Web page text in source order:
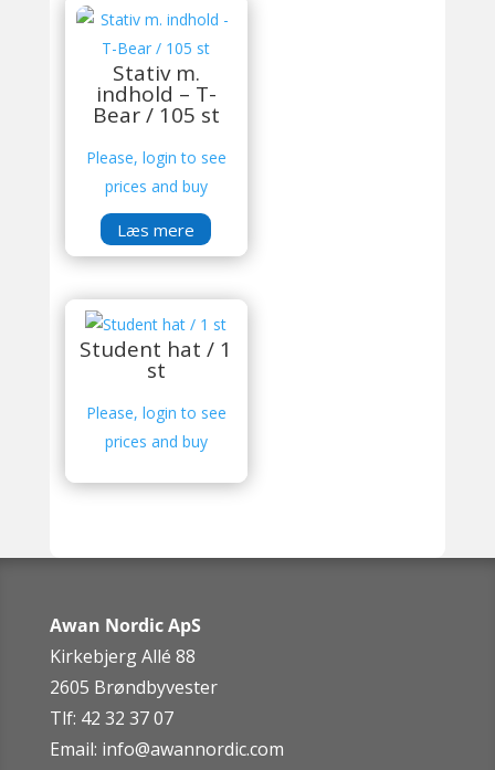
Stativ m.
indhold – T-
Bear / 105 st
Please, login to see
prices and buy
Læs mere
Student hat / 1
st
Please, login to see
prices and buy
Awan Nordic ApS
Kirkebjerg Allé 88
2605 Brøndbyvester
Tlf: 42 32 37 07
Email: info@awannordic.com